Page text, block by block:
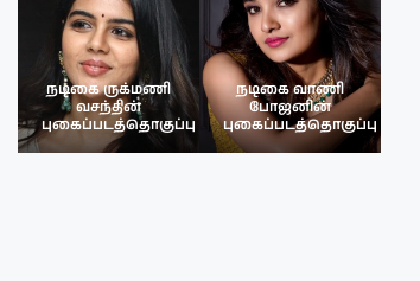
நடிகை ருக்மணி
வசந்தின்
புகைப்படத்தொகுப்பு
நடிகை வாணி
போஜனின்
புகைப்படத்தொகுப்பு